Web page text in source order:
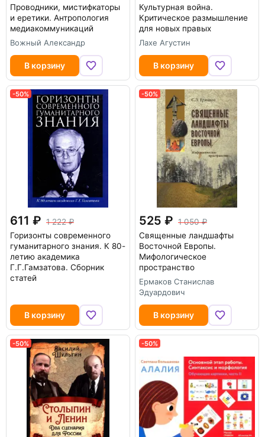
Проводники, мистифкаторы
и еретики. Антропология
медиакоммуникаций
Вожный Александр
В корзину
Культурная война.
Критическое размышление
для новых правых
Лахе Агустин
В корзину
-50%
611
1 222
Горизонты современного
гуманитарного знания. К 80-
летию академика
Г.Г.Гамзатова. Сборник
статей
В корзину
-50%
525
1 050
Священные ландшафты
Восточной Европы.
Мифологическое
пространство
Ермаков Станислав
Эдуардович
В корзину
-50% -50%